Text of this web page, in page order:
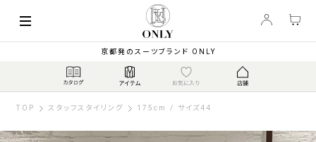
京都発のスーツブランド ONLY
TOP スタッフスタイリング 175cm / サイズ44